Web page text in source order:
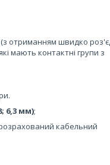
отриманням швидко
мають контактні групи з
6,3 мм);
кабельний